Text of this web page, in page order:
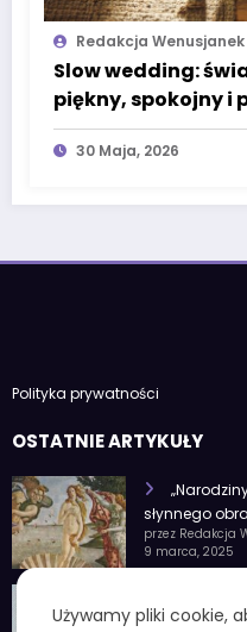
Redakcja Wenusjanek
Slow wedding:
piękny, spokojny i
30 Maja, 2026
Polityka prywatności
OSTATNIE ARTYKUŁY
słynnego
przez Redakcja
9 marca, 2025
cechy
Używamy pliki cookie,